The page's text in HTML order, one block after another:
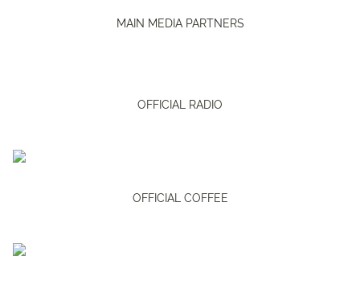
MAIN MEDIA PARTNERS
OFFICIAL RADIO
OFFICIAL COFFEE